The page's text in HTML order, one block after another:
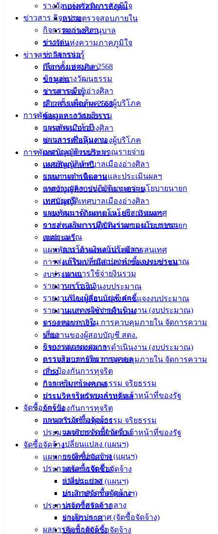
รางวัลแห่งความภาคภูมิใจ
ข่าวสาร กิจกรรม
กิจกรรมอ่างศิลา
ข่าวเด่น
ข่าวสารน่ารู้
เลือกตั้งเทศบาล 2568
ข้อมูลทางวัฒนธรรม
วารสารเมืองอ่างศิลา
ข่าวสารเพื่อคุ้มครองผู้บริโภค
การพัฒนาและการบริหาร
แผนพัฒนาห้าปี
แผนการดำเนินงาน
เทศบัญญัติงบประมาณรายจ่าย
เทศบัญญัติเทศบาลเมืองอ่างศิลา
รายงานการติดตามและประเมินผลฯ
รายงานผลการปฏิบัติงานตามนโยบายนายก
เทศมนตรี
แผนพัฒนาด้านเทคโนโลยีสารสนเทศ
การส่งเสริมการมีส่วนร่วมของประชาชน
งบประมาณ
การโอนเงินงบประมาณ
แก้ไขเปลี่ยนแปลงคำชี้แจงงบประมาณ
แผนการใช้จ่ายงินรวม
รายงานการเงิน
รายงานของผู้สอบบัญชี สตง.
รายงานแสดงผลการดำเนินงาน (งบประมาณ)
ตรวจสอบภายใน การควบคุมภายใน จัดการความ
เสี่ยง
กิจการสภาเทศบาล
การบริหารทรัพยากรบุคคล
การป้องกันการทุจริต
การเสริมสร้างคุณธรรม จริยธรรม
ประมวลจริยธรรมสำหรับเจ้าหน้าที่ของรัฐ
จัดซื้อจัดจ้าง
แผนการจัดซื้อจัดจ้าง
แผนการจัดซื้อจัดจ้าง
เปลี่ยนแปลง (แผนฯ)
ยกเลิกประกาศ (แผนฯ)
ประกาศจัดซื้อจัดจ้าง
ร่างประกาศ
ประกาศจัดซื้อจัดจ้าง
ประกาศราคากลาง
ยกเลิกประกาศ (จัดซื้อจัดจ้าง)
ผลการจัดซื้อจัดจ้าง
กองสวัสดิการสังคม
หน่วยตรวจสอบภายใน
สถานธนานุบาล
รางวัลแห่งความภาคภูมิใจ
ข่าวสาร กิจกรรม
กิจกรรมอ่างศิลา
ข่าวเด่น
ข่าวสารน่ารู้
เลือกตั้งเทศบาล 2568
ข้อมูลทางวัฒนธรรม
วารสารเมืองอ่างศิลา
ข่าวสารเพื่อคุ้มครองผู้บริโภค
การพัฒนาและการบริหาร
แผนพัฒนาห้าปี
แผนการดำเนินงาน
เทศบัญญัติงบประมาณรายจ่าย
เทศบัญญัติเทศบาลเมืองอ่างศิลา
รายงานการติดตามและประเมินผลฯ
รายงานผลการปฏิบัติงานตามนโยบายนายก
เทศมนตรี
แผนพัฒนาด้านเทคโนโลยีสารสนเทศ
การส่งเสริมการมีส่วนร่วมของประชาชน
งบประมาณ
การโอนเงินงบประมาณ
แก้ไขเปลี่ยนแปลงคำชี้แจงงบประมาณ
แผนการใช้จ่ายงินรวม
รายงานการเงิน
รายงานของผู้สอบบัญชี สตง.
รายงานแสดงผลการดำเนินงาน (งบประมาณ)
ตรวจสอบภายใน การควบคุมภายใน จัดการความ
เสี่ยง
กิจการสภาเทศบาล
การบริหารทรัพยากรบุคคล
การป้องกันการทุจริต
การเสริมสร้างคุณธรรม จริยธรรม
ประมวลจริยธรรมสำหรับเจ้าหน้าที่ของรัฐ
จัดซื้อจัดจ้าง
แผนการจัดซื้อจัดจ้าง
แผนการจัดซื้อจัดจ้าง
เปลี่ยนแปลง (แผนฯ)
ยกเลิกประกาศ (แผนฯ)
ประกาศจัดซื้อจัดจ้าง
ร่างประกาศ
ประกาศจัดซื้อจัดจ้าง
ติดต่อ :038-
142-100-104
บริการ
ประชาชน
ดาวน์โหลด
แบบ
ฟอร์ม,
เอกสาร
คู่มือ
สำหรับ
ประชาชน/
คู่มือการ
ปฏิบัติ
งาน
ข่าวสาร
น่ารู้
ศุนย์
ข้อมูล
ข่าวสาร
อิเล็กทรอนิกส์
องค์
ความรู้
(Knowledge
Management)
เทศบาล
สายตรง
นายก
ประวัติ
เทศบาล
ผู้บริหาร
และ
หัวหน้า
เทศบาล
สงวนลิขสิทธิ์ © 2563 เทศบาลเมืองอ่างศิลา จังหวัดชลบุรี |